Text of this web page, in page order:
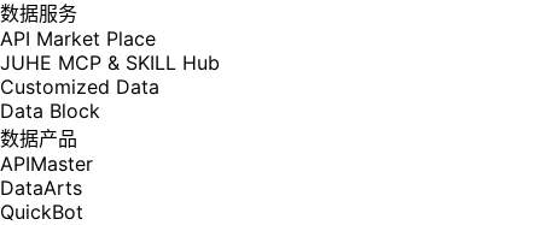
数据服务
API Market Place
JUHE MCP & SKILL Hub
Customized Data
Data Block
数据产品
APIMaster
DataArts
QuickBot